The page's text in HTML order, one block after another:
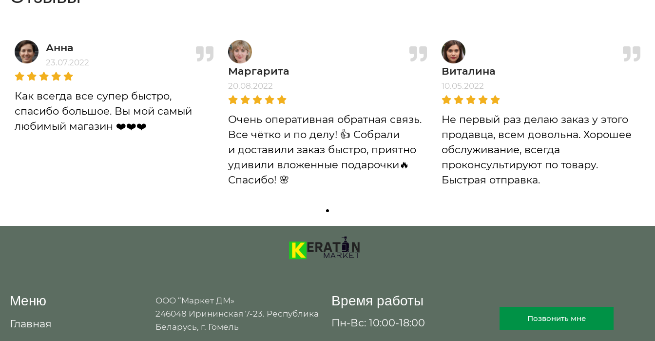
Анна
23.07.2022
Как всегда все супер быстро,
спасибо большое. Вы мой самый
любимый магазин ❤️❤️❤️
Маргарита
20.08.2022
Очень оперативная обратная связь.
Все чётко и по делу! 👍 Собрали
и доставили заказ быстро, приятно
удивили вложенные подарочки🔥
Спасибо! 🌸
Виталина
10.05.2022
Не первый раз делаю заказ у этого
продавца, всем довольна. Хорошее
обслуживание, всегда
проконсультируют по товару.
Быстрая отправка.
Меню
Главная
ООО “Маркет ДМ»
246048 Ирининская 7-23. Республика
Беларусь, г. Гомель
Время работы
Пн-Вс: 10:00-18:00 Позвонить мне